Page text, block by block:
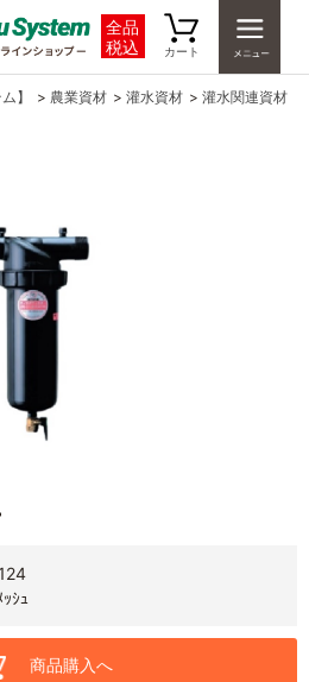
全品
税込
カート
】 > 農業資材 > 灌水資材 > 灌水関連資材
ｼｭ
商品購入へ